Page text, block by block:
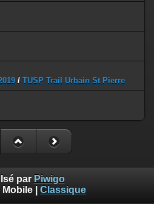
/ TUSP Trail Urbain St Pierre
par Piwigo
Mobile Classique